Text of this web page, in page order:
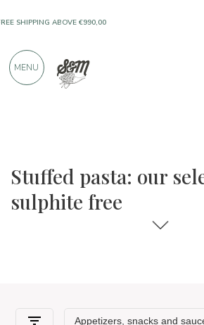
Stuffed pasta: our
sulphite free
SHIPPING ABOVE €990,00
PRODUCTS FROM EXCELLENT
MENU